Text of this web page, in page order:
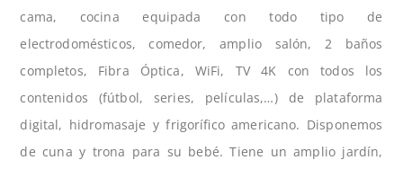
cama, cocina equipada con todo tipo de
electrodomésticos, comedor, amplio salón, 2 baños
completos, Fibra Óptica, WiFi, TV 4K con todos los
contenidos (fútbol, series, películas,…) de plataforma
digital, hidromasaje y frigorífico americano. Disponemos
de cuna y trona para su bebé. Tiene un amplio jardín,